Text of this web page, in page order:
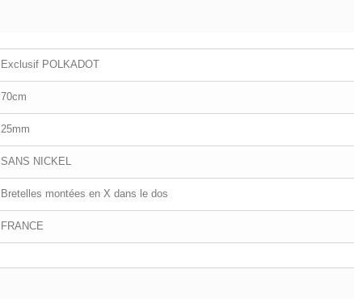
Exclusif POLKADOT
70cm
25mm
SANS NICKEL
Bretelles montées en X dans le dos
FRANCE